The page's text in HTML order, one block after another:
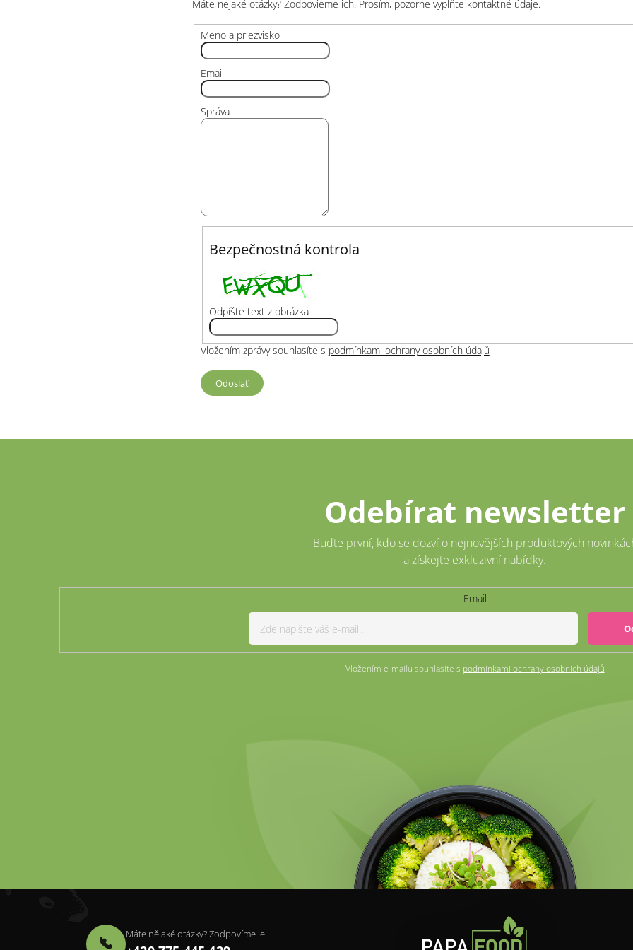
Máte nejaké otázky? Zodpovieme ich. Prosím, pozorne vyplňte kontaktné údaje.
Meno a priezvisko
Email
Správa
Bezpečnostná kontrola
Odpíšte text z obrázka
Vložením zprávy souhlasíte s podmínkami ochrany osobních údajů
Odoslať
Odebírat newsletter
Buďte první, kdo se dozví o nejnovějších produktových
a získejte exkluzivní nabídky.
Email
Vložením e-mailu souhlasíte s podmínkami ochrany osobních údajů
Máte nějaké otázky? Zodpovíme je.